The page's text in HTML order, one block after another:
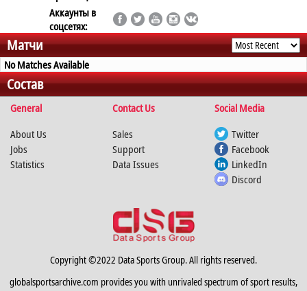
Аккаунты в
соцсетях:
Матчи
No Matches Available
Состав
General Contact Us
Social Media
About Us
Jobs
Statistics
Sales
Support
Data Issues
Twitter
Facebook
LinkedIn
Discord
Copyright ©2022 Data Sports Group. All rights reserved.
globalsportsarchive.com provides you with unrivaled spectrum of sport results,